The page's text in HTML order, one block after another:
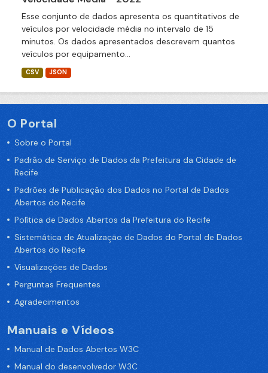
Esse conjunto de dados apresenta os quantitativos de
veículos por velocidade média no intervalo de 15
minutos. Os dados apresentados descrevem quantos
veículos por equipamento...
CSV JSON
O Portal
Sobre o Portal
Padrão de Serviço de Dados da Prefeitura da Cidade de
Recife
Padrões de Publicação dos Dados no Portal de Dados
Abertos do Recife
Política de Dados Abertos da Prefeitura do Recife
Sistemática de Atualização de Dados do Portal de Dados
Abertos do Recife
Visualizações de Dados
Perguntas Frequentes
Agradecimentos
Manuais e Vídeos
Manual de Dados Abertos W3C
Manual do desenvolvedor W3C